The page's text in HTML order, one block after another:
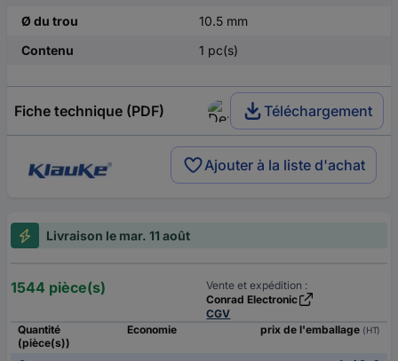
Ø du trou
10.5 mm
Contenu
1 pc(s)
Fiche technique (PDF) Téléchargement
Ajouter à la liste d'achat
Livraison le mar. 11 août
1544 pièce(s)
Vente et expédition :
Conrad Electronic
CGV
Quantité
(pièce(s))
Economie prix de l'emballage (HT)